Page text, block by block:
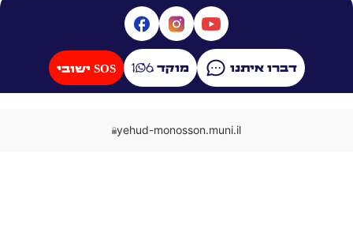
דברו איתנו מוקד SOS ישובי
yehud-monosson.muni.il